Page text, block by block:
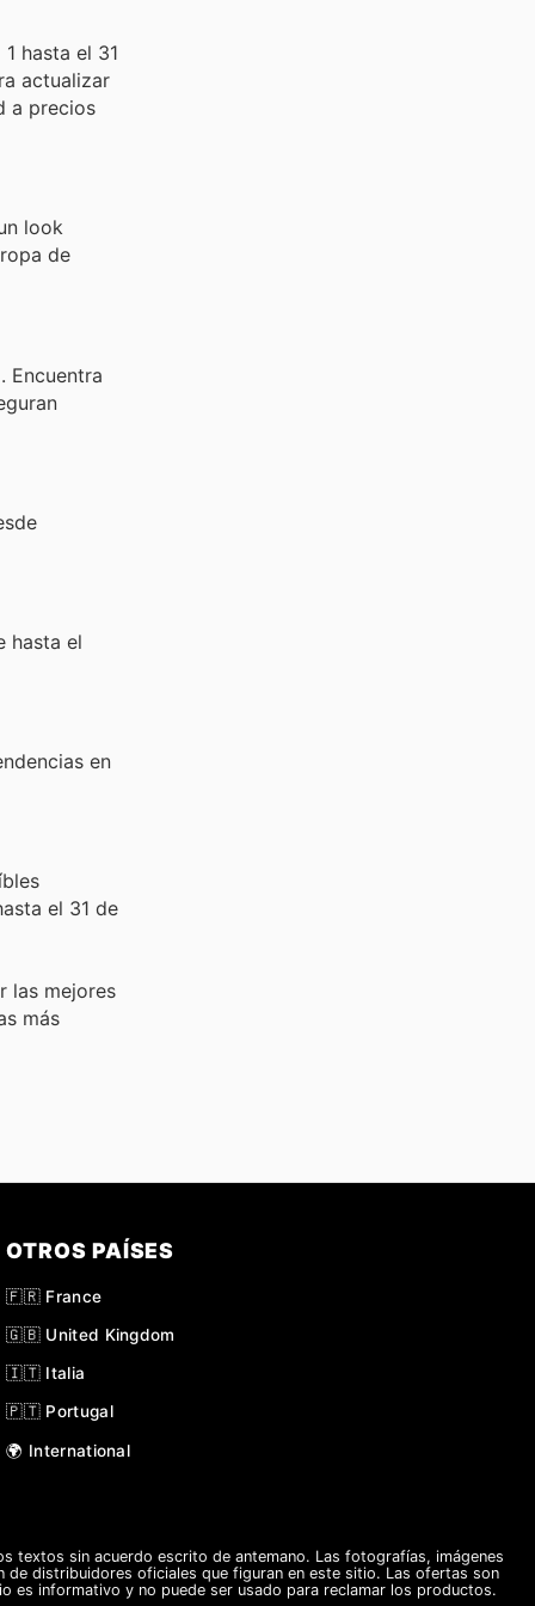
hasta el 31
actualizar
a precios
look
de
Encuentra
hasta el
en
el 31 de
las mejores
más
OTROS PAÍSES
🇫🇷 France
🇬🇧 United Kingdom
🇮🇹 Italia
🇵🇹 Portugal
🌍 International
sin acuerdo escrito de antemano. Las fotografías, imágenes
distribuidores oficiales que figuran en este sitio. Las ofertas son
es informativo y no puede ser usado para reclamar los productos.